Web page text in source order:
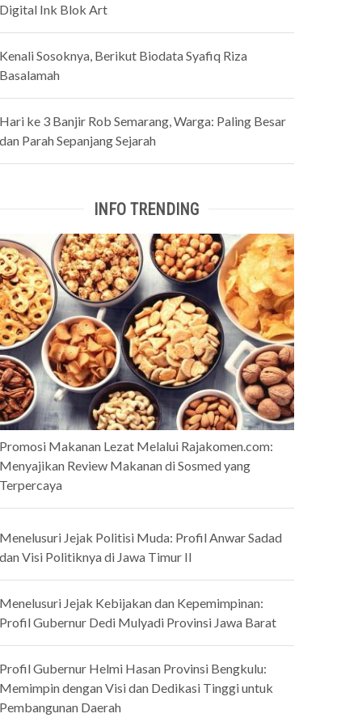
Ink Blok Art
Sosoknya, Berikut Biodata Syafiq Riza
ke 3 Banjir Rob Semarang, Warga: Paling Besar
Parah Sepanjang Sejarah
INFO TRENDING
Makanan Lezat Melalui Rajakomen.com:
Review Makanan di Sosmed yang
Jejak Politisi Muda: Profil Anwar Sadad
Visi Politiknya di Jawa Timur II
Jejak Kebijakan dan Kepemimpinan:
Gubernur Dedi Mulyadi Provinsi Jawa Barat
Gubernur Helmi Hasan Provinsi Bengkulu:
dengan Visi dan Dedikasi Tinggi untuk
Daerah